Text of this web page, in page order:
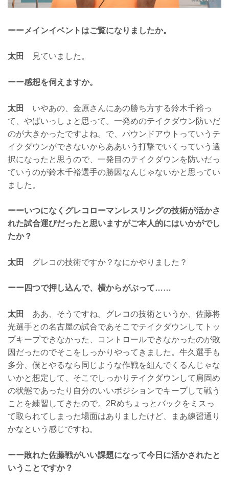
ーーメインイベントはご覧になりましたか。
太田 見ていました。
ーー感想を伺えますか。
太田
いやあの、金原さんにあの勝ち方する鈴木千裕っ
て、やばいっしょと思って。一発めのテイクダウン防いだ
のが大きかったですよね。で、パウンドアウトっていうテ
イクダウンができないからああいう打撃でいくっていう選
択になったと思うので、一発目のテイクダウンを防いだっ
ていうのが鈴木千裕選手の勝因なんじゃないかと思ってい
ました。
ーーいつになくグレコローマンレスリングの技術が活かさ
れた試合運びだったと思いますがご本人的にはいかがでし
たか？
太田 グレコの技術ですか？なにかやりました？
ーー四つで押し込んで、横からがぶって……
太田
ああ、そうですね。グレコの技術というか、佐藤将
光選手との名古屋の試合であそこでテイクダウンしてトッ
プキープできなかった、コントロールできなかったのが敗
因だったのでそこをしっかりやってきました。牛久選手も
多分、僕とやるなら同じような作戦を組んでくるんじゃな
いかと想定して、そこでしっかりテイクダウンして肩固め
の状態であったり自分のいいポジションでキープして戦う
ことを練習してきたので。2Rめちょっとバックをミスっ
て取られてしまった場面はありましたけど、まあ練習通り
かなという感じですね。
ーー敗れた佐藤戦がいい課題になって今日に活かされたと
いうことですか？